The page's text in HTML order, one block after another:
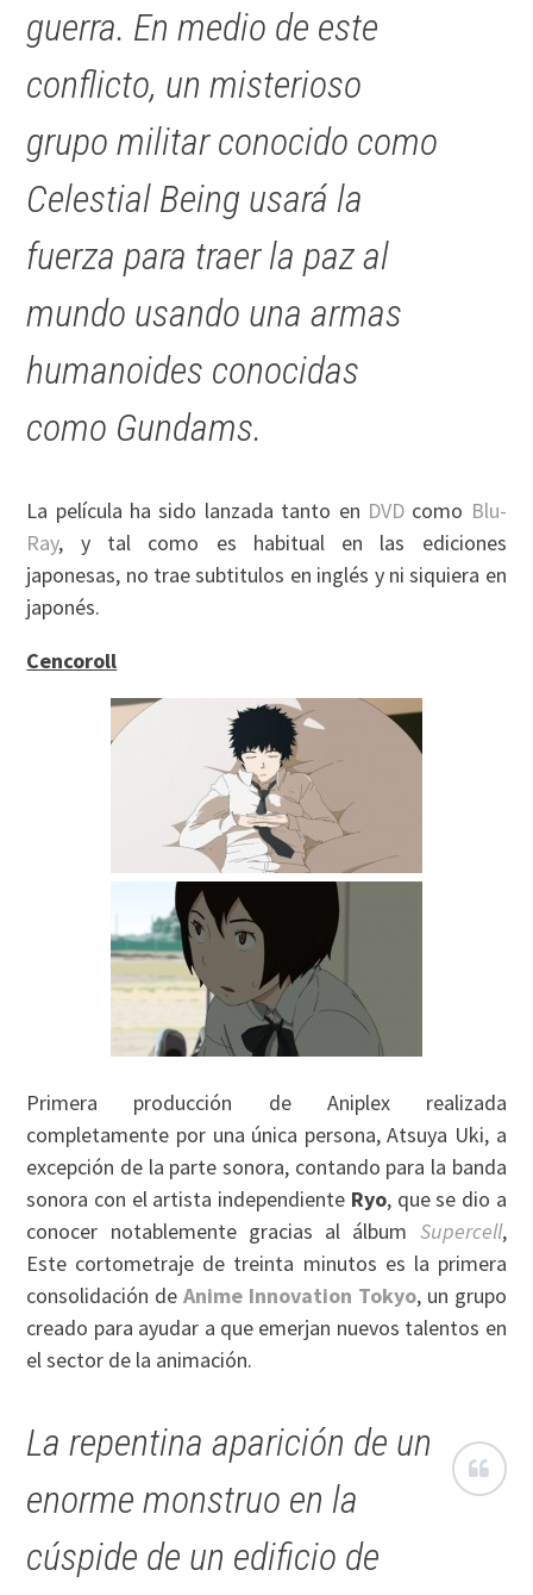
guerra. En medio de este
conflicto, un misterioso
grupo militar conocido como
Celestial Being usará la
fuerza para traer la paz al
mundo usando una armas
humanoides conocidas
como Gundams.
La película ha sido lanzada tanto en DVDcomo Blu-
Ray, y tal como es habitual en las ediciones
japonesas, no trae subtitulos en inglés y ni siquiera en
japonés.
Cencoroll
Primera producción de Aniplex realizada
completamente por una única persona, Atsuya Uki, a
excepción de la parte sonora, contando para la banda
sonora con el artista independiente Ryo, que se dio a
conocer notablemente gracias al álbum Supercell,
Este cortometraje de treinta minutos es la primera
consolidación deAnime Innovation Tokyo, un grupo
creado para ayudar a que emerjan nuevos talentos en
el sector de la animación.
La repentina aparición de un
enorme monstruo en la
cúspide de un edificio de